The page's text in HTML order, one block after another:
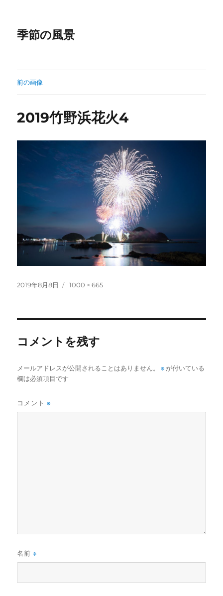
季節の風景
前の画像
2019竹野浜花火4
投
2019年8月8日
フ
1000 × 665
コメントを残す
メールアドレスが公開されることはありません。 ※ が付いている
欄は必須項目です
コメント※
名前※